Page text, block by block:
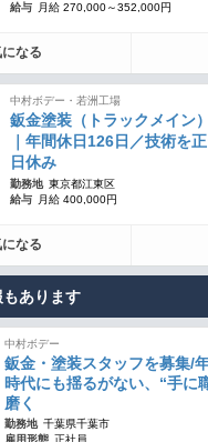
給与
月給 270,000～352,000円
なる
中村ボデー・若洲工場
鈑金塗装（トラックメイン
｜年間休日126日／技術を
日休み
勤務地 東京都江東区
給与
月給 400,000円
なる
あります
中村ボデー
鈑金・塗装スタッフを募集/
時代にも揺るがない、“手に
磨く
勤務地 千葉県千葉市
雇用形態 正社員